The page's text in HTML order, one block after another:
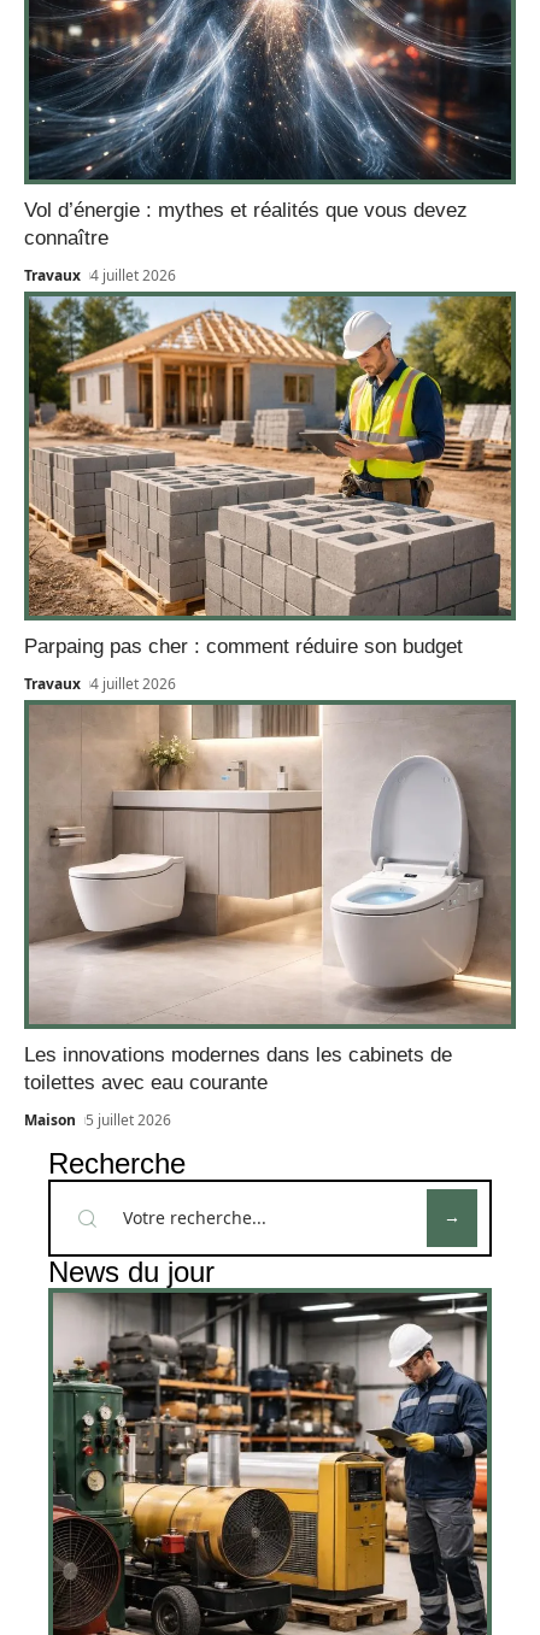
Vol d’énergie : mythes et réalités que vous devez
connaître
Travaux 4 juillet 2026
Parpaing pas cher : comment réduire son budget
Travaux 4 juillet 2026
Les innovations modernes dans les cabinets de
toilettes avec eau courante
Maison 5 juillet 2026
Recherche
News du jour